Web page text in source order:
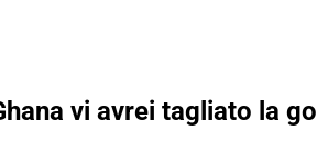
vi avrei tagliato la